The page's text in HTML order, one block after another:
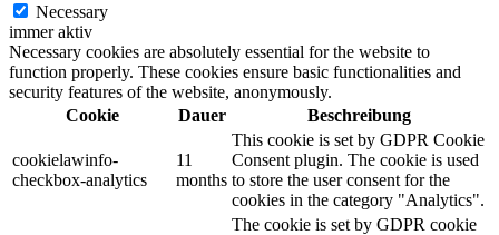
Necessary
immer aktiv
Necessary cookies are absolutely essential for the website to
function properly. These cookies ensure basic functionalities and
security features of the website, anonymously.
Cookie
Dauer Beschreibung
cookielawinfo-
checkbox-analytics
11
months
This cookie is set by GDPR Cookie
Consent plugin. The cookie is used
to store the user consent for the
cookies in the category "Analytics".
The cookie is set by GDPR cookie